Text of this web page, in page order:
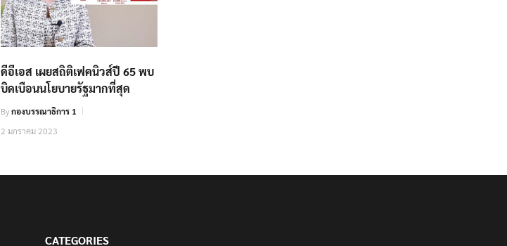
ดีอีเอส เผยสถิติเฟคนิวส์ปี 65 พบ
บิดเบือนนโยบายรัฐมากที่สุด
Byกองบรรณาธิการ 1
2 มกราคม 2023
CATEGORIES